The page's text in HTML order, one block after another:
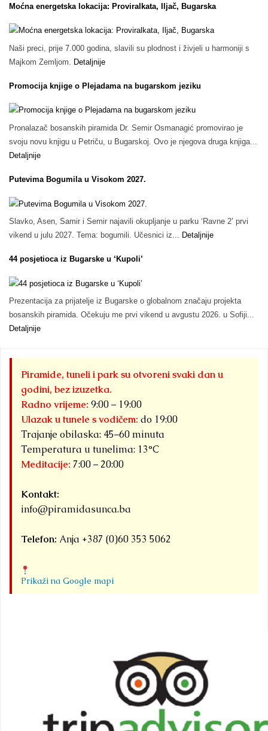
Moćna energetska lokacija: Proviralkata, Iljač, Bugarska
Naši preci, prije 7.000 godina, slavili su plodnost i živjeli u harmoniji s
Majkom Zemljom.
Detaljnije
Promocija knjige o Plejadama na bugarskom jeziku
Pronalazač bosanskih piramida Dr. Semir Osmanagić promovirao je
svoju novu knjigu u Petriču, u Bugarskoj. Ovo je njegova druga knjiga...
Detaljnije
Putevima Bogumila u Visokom 2027.
Slavko, Asen, Samir i Semir najavili okupljanje u parku ‘Ravne 2’ prvi
vikend u julu 2027. Tema: bogumili. Učesnici iz... Detaljnije
44 posjetioca iz Bugarske u ‘Kupoli’
Prezentacija za prijatelje iz Bugarske o globalnom značaju projekta
bosanskih piramida. Očekuju me prvi vikend u avgustu 2026. u Sofiji...
Detaljnije
Piramide, tuneli i park su otvoreni svaki dan u
godini, bez izuzetka.
Radno vrijeme: 9:00 – 19:00
Ulazak u tunele s vodičem: do 19:00
Trajanje obilaska: 45–60 minuta
Temperatura u tunelima: 13°C
Meditacije: 7:00 – 20:00
Kontakt:
info@piramidasunca.ba
Telefon: Anja +387 (0)60 353 5062
Prikaži na Google mapi